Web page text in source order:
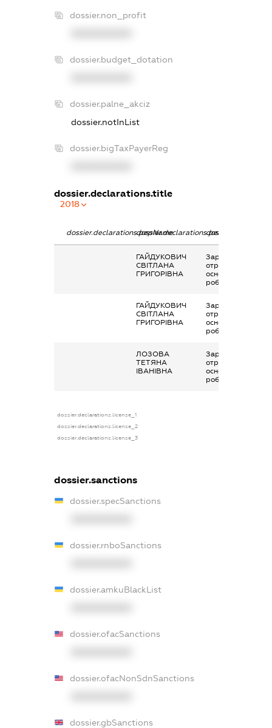
dossier.non_profit
dossier.budget_dotation
dossier.palne_akciz
dossier.notInList
dossier.bigTaxPayerReg
dossier.declarations.title
2018
dossier.declarations.pepNamedossier.declarations.personName
ГАЙДУКОВИЧ
СВІТЛАНА
ГРИГОРІВНА
Заробітна плата
отримана за
основним місцем
роботи
ГАЙДУКОВИЧ
СВІТЛАНА
ГРИГОРІВНА
Заробітна плата
отримана за
основним місцем
роботи
ЛОЗОВА
ТЕТЯНА
ІВАНІВНА
Заробітна плата
отримана за
основним місцем
роботи
dossier.declarations.license_1
dossier.declarations.license_2
dossier.declarations.license_3
dossier.sanctions
dossier.specSanctions
dossier.rnboSanctions
dossier.amkuBlackList
dossier.ofacSanctions
dossier.ofacNonSdnSanctions
dossier.gbSanctions